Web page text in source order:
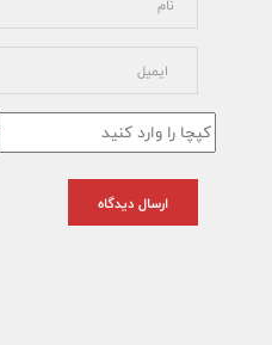
ارسال دیدگاه